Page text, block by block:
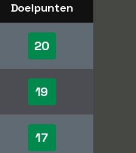
Doelpunten
20
19
17